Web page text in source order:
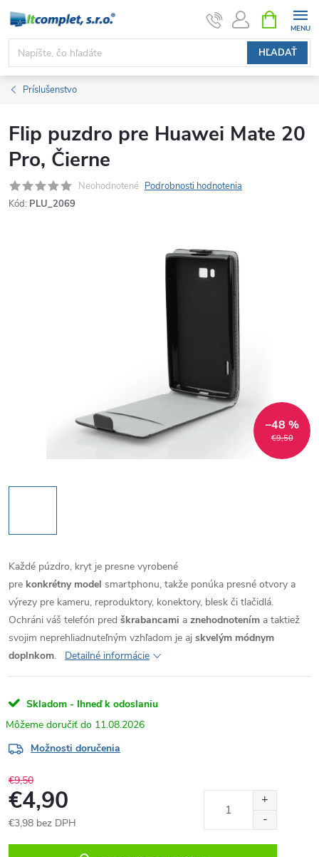
Prejsť
obsah
HĽADAŤ
KOŠÍK
Príslušenstvo
Flip puzdro pre Huawei Mate 20
Pro, Čierne
Neohodnotené Podrobnosti hodnotenia
Kód: PLU_2069
€9,50
–48 %
Každé púzdro, kryt je presne vyrobené
pre konkrétny model smartphonu, takže ponúka presné otvory a
výrezy pre kameru, reproduktory, konektory, blesk či tlačidlá.
Ochráni váš telefón pred škrabancami a znehodnotením a taktiež
svojim neprehliadnuteľným vzhľadom je aj skvelým módnym
doplnkom. Detailné informácie
Skladom - Ihneď k odoslaniu
11.08.2026
Možnosti doručenia
€9,50
€4,90
€3,98 bez DPH